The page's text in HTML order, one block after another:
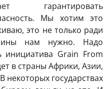
гарантировать
Мы хотим это
это не только ради
нам нужно. Надо
инициатива Grain From
в страны Африки, Азии,
некоторых государствах